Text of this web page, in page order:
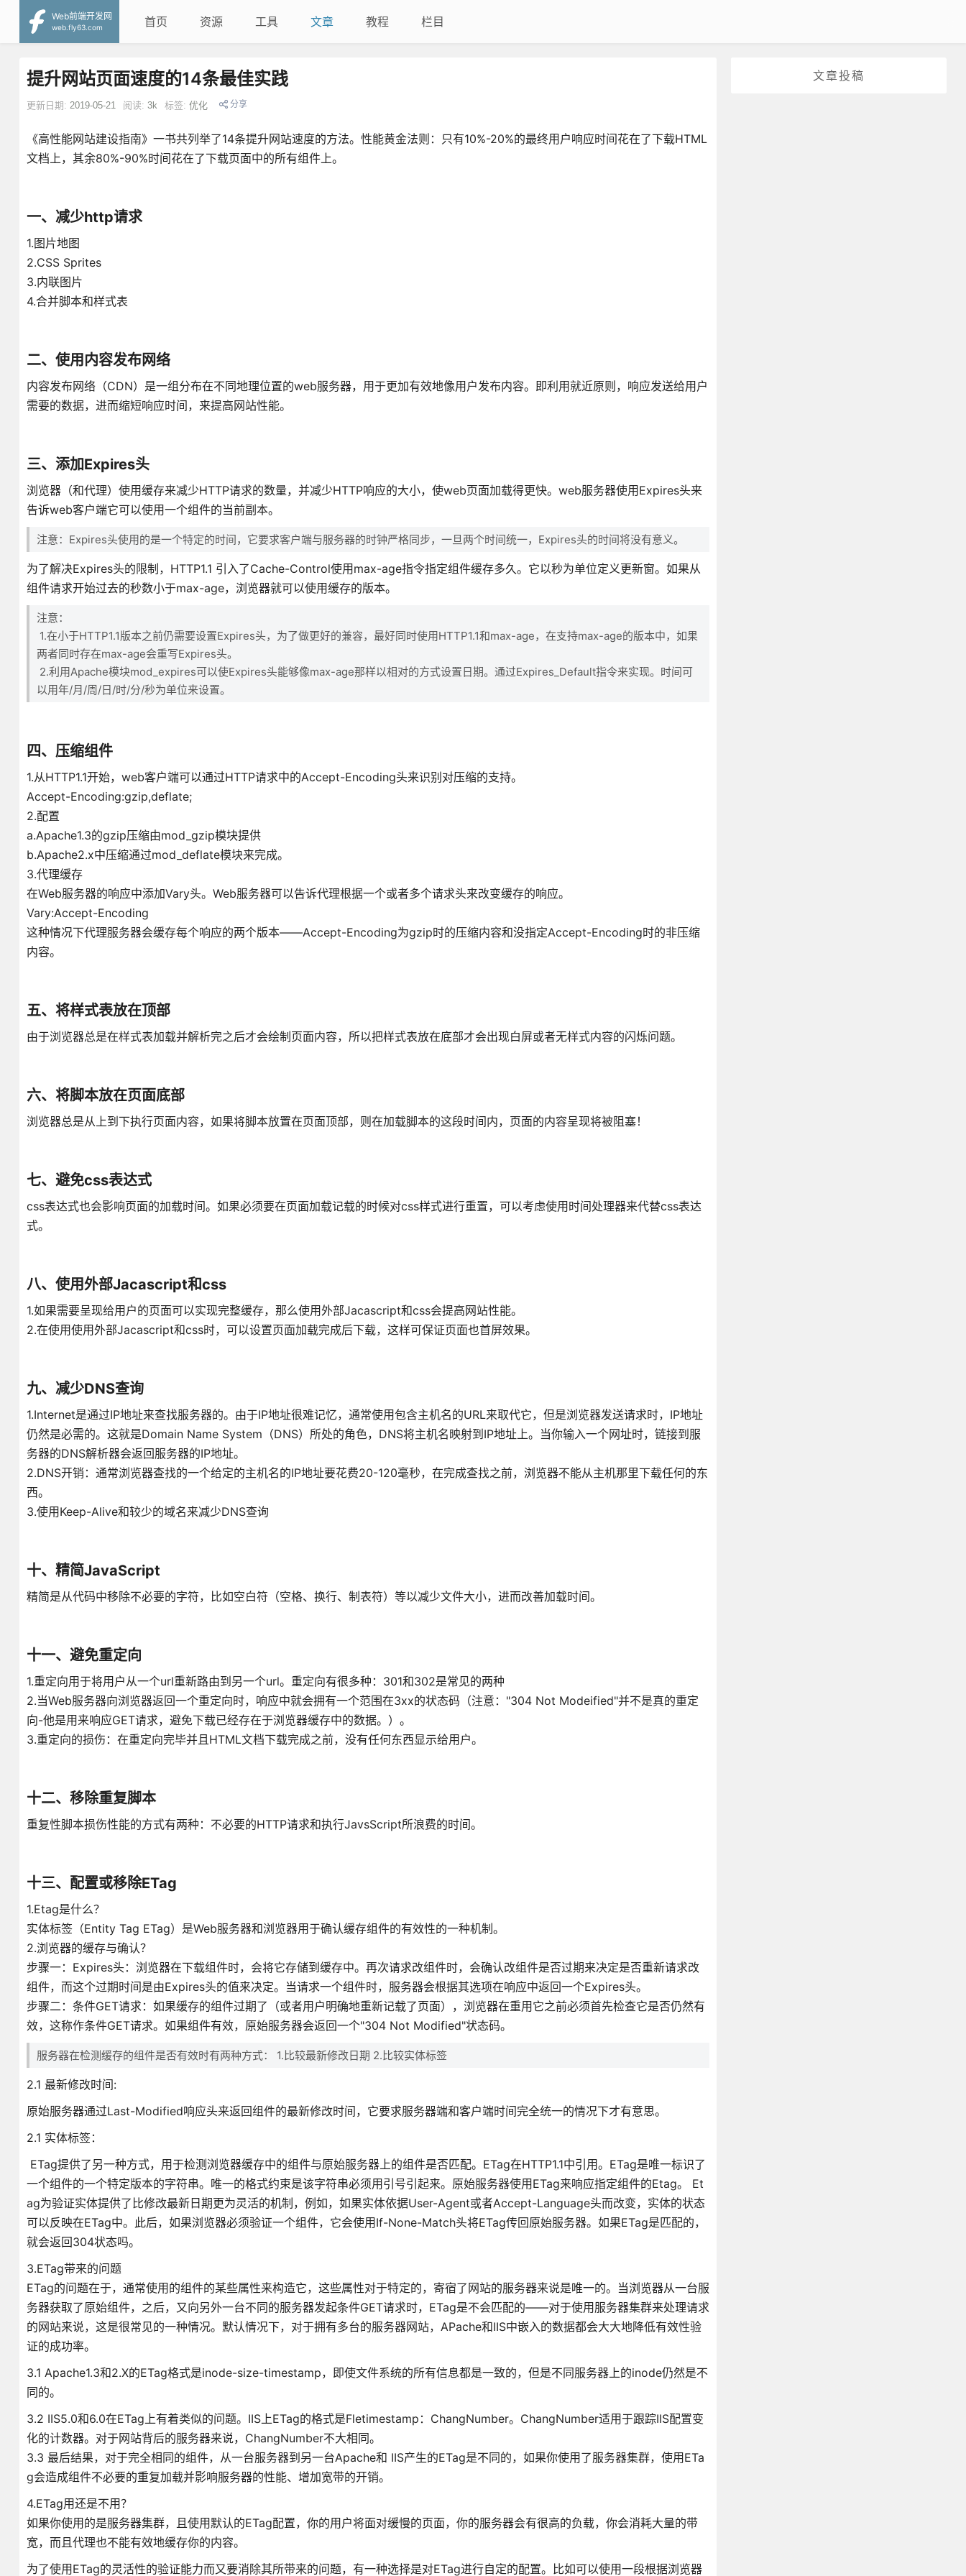
Web前端开发网
web.fly63.com
首页 资源 工具 文章 教程 栏目
文章投稿
提升网站页面速度的14条最佳实践
更新日期: 2019-05-21 阅读: 3k 标签: 优化 分享
《高性能网站建设指南》一书共列举了14条提升网站速度的方法。性能黄金法则：只有10%-20%的最终用户响应时间花在了下载HTML
文档上，其余80%-90%时间花在了下载页面中的所有组件上。
一、减少http请求
1.图片地图
2.CSS Sprites
3.内联图片
4.合并脚本和样式表
二、使用内容发布网络
内容发布网络（CDN）是一组分布在不同地理位置的web服务器，用于更加有效地像用户发布内容。即利用就近原则，响应发送给用户
需要的数据，进而缩短响应时间，来提高网站性能。
三、添加Expires头
浏览器（和代理）使用缓存来减少HTTP请求的数量，并减少HTTP响应的大小，使web页面加载得更快。web服务器使用Expires头来
告诉web客户端它可以使用一个组件的当前副本。
注意：Expires头使用的是一个特定的时间，它要求客户端与服务器的时钟严格同步，一旦两个时间统一，Expires头的时间将没有意义。
为了解决Expires头的限制，HTTP1.1 引入了Cache-Control使用max-age指令指定组件缓存多久。它以秒为单位定义更新窗。如果从
组件请求开始过去的秒数小于max-age，浏览器就可以使用缓存的版本。
注意：
1.在小于HTTP1.1版本之前仍需要设置Expires头，为了做更好的兼容，最好同时使用HTTP1.1和max-age，在支持max-age的版本中，如果
两者同时存在max-age会重写Expires头。
2.利用Apache模块mod_expires可以使Expires头能够像max-age那样以相对的方式设置日期。通过Expires_Default指令来实现。时间可
以用年/月/周/日/时/分/秒为单位来设置。
四、压缩组件
1.从HTTP1.1开始，web客户端可以通过HTTP请求中的Accept-Encoding头来识别对压缩的支持。
Accept-Encoding:gzip,deflate;
2.配置
a.Apache1.3的gzip压缩由mod_gzip模块提供
b.Apache2.x中压缩通过mod_deflate模块来完成。
3.代理缓存
在Web服务器的响应中添加Vary头。Web服务器可以告诉代理根据一个或者多个请求头来改变缓存的响应。
Vary:Accept-Encoding
这种情况下代理服务器会缓存每个响应的两个版本——Accept-Encoding为gzip时的压缩内容和没指定Accept-Encoding时的非压缩
内容。
五、将样式表放在顶部
由于浏览器总是在样式表加载并解析完之后才会绘制页面内容，所以把样式表放在底部才会出现白屏或者无样式内容的闪烁问题。
六、将脚本放在页面底部
浏览器总是从上到下执行页面内容，如果将脚本放置在页面顶部，则在加载脚本的这段时间内，页面的内容呈现将被阻塞！
七、避免css表达式
css表达式也会影响页面的加载时间。如果必须要在页面加载记载的时候对css样式进行重置，可以考虑使用时间处理器来代替css表达
式。
八、使用外部Jacascript和css
1.如果需要呈现给用户的页面可以实现完整缓存，那么使用外部Jacascript和css会提高网站性能。
2.在使用使用外部Jacascript和css时，可以设置页面加载完成后下载，这样可保证页面也首屏效果。
九、减少DNS查询
1.Internet是通过IP地址来查找服务器的。由于IP地址很难记忆，通常使用包含主机名的URL来取代它，但是浏览器发送请求时，IP地址
仍然是必需的。这就是Domain Name System（DNS）所处的角色，DNS将主机名映射到IP地址上。当你输入一个网址时，链接到服
务器的DNS解析器会返回服务器的IP地址。
2.DNS开销：通常浏览器查找的一个给定的主机名的IP地址要花费20-120毫秒，在完成查找之前，浏览器不能从主机那里下载任何的东
西。
3.使用Keep-Alive和较少的域名来减少DNS查询
十、精简JavaScript
精简是从代码中移除不必要的字符，比如空白符（空格、换行、制表符）等以减少文件大小，进而改善加载时间。
十一、避免重定向
1.重定向用于将用户从一个url重新路由到另一个url。重定向有很多种：301和302是常见的两种
2.当Web服务器向浏览器返回一个重定向时，响应中就会拥有一个范围在3xx的状态码（注意："304 Not Modeified"并不是真的重定
向-他是用来响应GET请求，避免下载已经存在于浏览器缓存中的数据。）。
3.重定向的损伤：在重定向完毕并且HTML文档下载完成之前，没有任何东西显示给用户。
十二、移除重复脚本
重复性脚本损伤性能的方式有两种：不必要的HTTP请求和执行JavsScript所浪费的时间。
十三、配置或移除ETag
1.Etag是什么？
实体标签（Entity Tag ETag）是Web服务器和浏览器用于确认缓存组件的有效性的一种机制。
2.浏览器的缓存与确认？
步骤一：Expires头：浏览器在下载组件时，会将它存储到缓存中。再次请求改组件时，会确认改组件是否过期来决定是否重新请求改
组件，而这个过期时间是由Expires头的值来决定。当请求一个组件时，服务器会根据其选项在响应中返回一个Expires头。
步骤二：条件GET请求：如果缓存的组件过期了（或者用户明确地重新记载了页面），浏览器在重用它之前必须首先检查它是否仍然有
效，这称作条件GET请求。如果组件有效，原始服务器会返回一个"304 Not Modified"状态码。
服务器在检测缓存的组件是否有效时有两种方式： 1.比较最新修改日期 2.比较实体标签
2.1 最新修改时间:
原始服务器通过Last-Modified响应头来返回组件的最新修改时间，它要求服务器端和客户端时间完全统一的情况下才有意思。
2.1 实体标签：
ETag提供了另一种方式，用于检测浏览器缓存中的组件与原始服务器上的组件是否匹配。ETag在HTTP1.1中引用。ETag是唯一标识了
一个组件的一个特定版本的字符串。唯一的格式约束是该字符串必须用引号引起来。原始服务器使用ETag来响应指定组件的Etag。 Et
ag为验证实体提供了比修改最新日期更为灵活的机制，例如，如果实体依据User-Agent或者Accept-Language头而改变，实体的状态
可以反映在ETag中。此后，如果浏览器必须验证一个组件，它会使用If-None-Match头将ETag传回原始服务器。如果ETag是匹配的，
就会返回304状态吗。
3.ETag带来的问题
ETag的问题在于，通常使用的组件的某些属性来构造它，这些属性对于特定的，寄宿了网站的服务器来说是唯一的。当浏览器从一台服
务器获取了原始组件，之后，又向另外一台不同的服务器发起条件GET请求时，ETag是不会匹配的——对于使用服务器集群来处理请求
的网站来说，这是很常见的一种情况。默认情况下，对于拥有多台的服务器网站，APache和IIS中嵌入的数据都会大大地降低有效性验
证的成功率。
3.1 Apache1.3和2.X的ETag格式是inode-size-timestamp，即使文件系统的所有信息都是一致的，但是不同服务器上的inode仍然是不
同的。
3.2 IIS5.0和6.0在ETag上有着类似的问题。IIS上ETag的格式是Fletimestamp：ChangNumber。ChangNumber适用于跟踪IIS配置变
化的计数器。对于网站背后的服务器来说，ChangNumber不大相同。
3.3 最后结果，对于完全相同的组件，从一台服务器到另一台Apache和 IIS产生的ETag是不同的，如果你使用了服务器集群，使用ETa
g会造成组件不必要的重复加载并影响服务器的性能、增加宽带的开销。
4.ETag用还是不用？
如果你使用的是服务器集群，且使用默认的ETag配置，你的用户将面对缓慢的页面，你的服务器会有很高的负载，你会消耗大量的带
宽，而且代理也不能有效地缓存你的内容。
为了使用ETag的灵活性的验证能力而又要消除其所带来的问题，有一种选择是对ETag进行自定的配置。比如可以使用一段根据浏览器